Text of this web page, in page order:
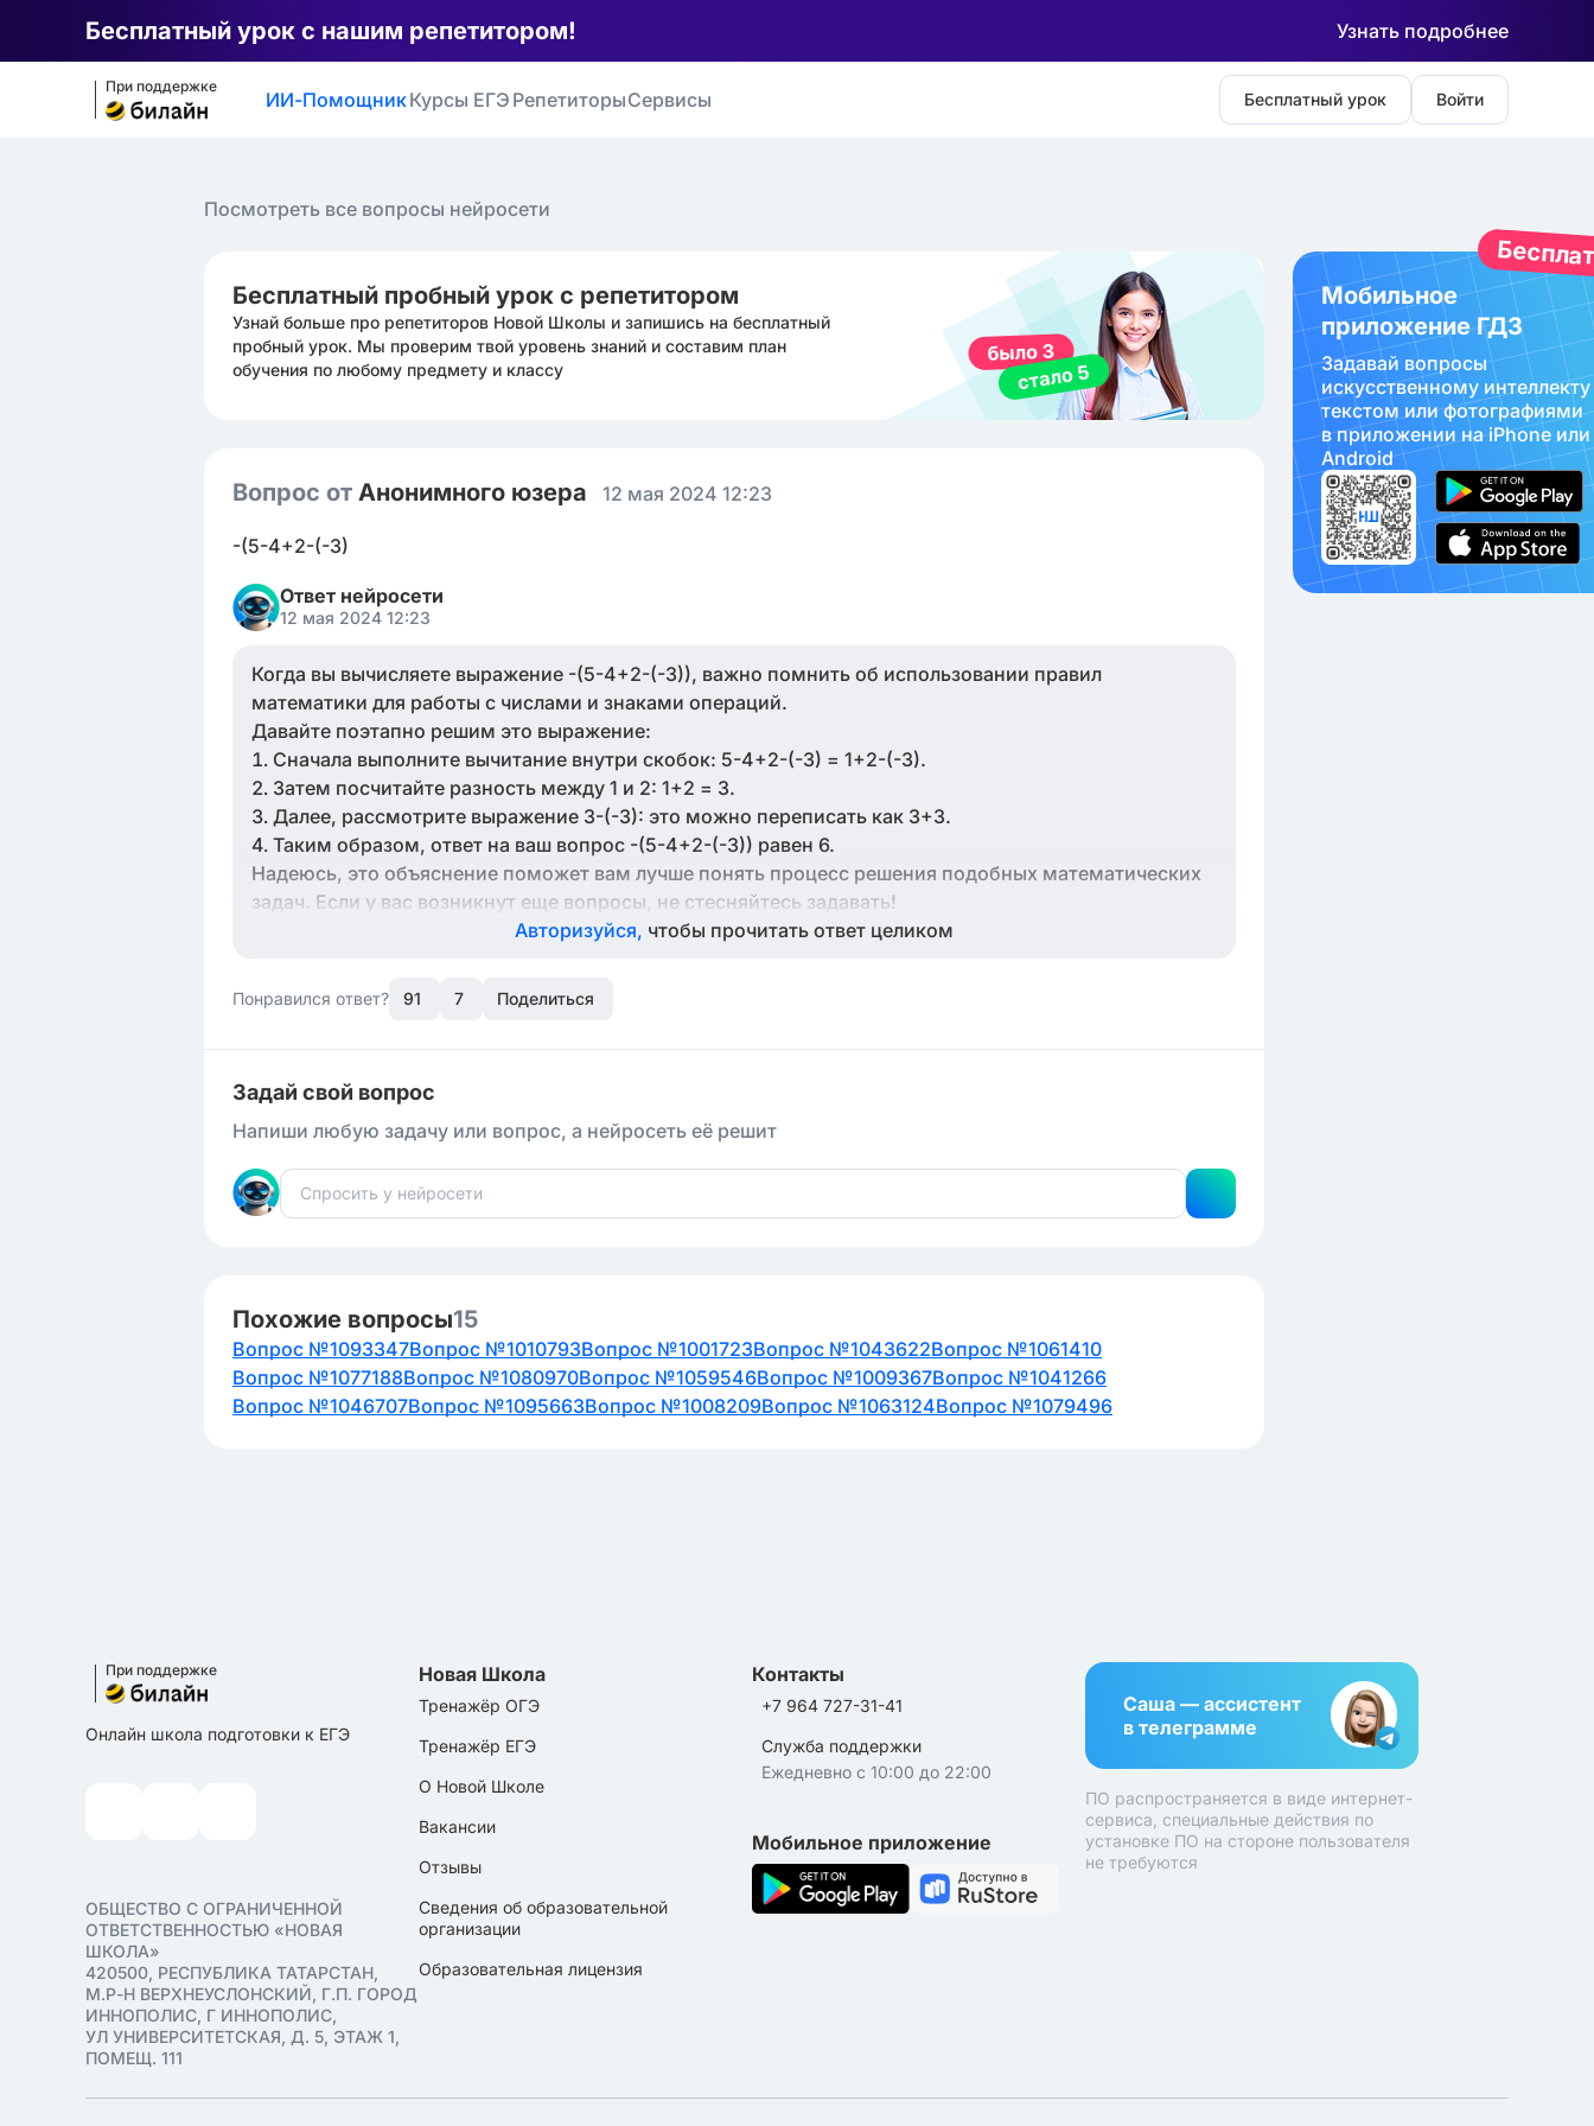
Бесплатный урок с нашим репетитором! Узнать подробнее
При поддержке
ИИ-ПомощникКурсы ЕГЭ РепетиторыСервисы Бесплатный урок Войти
Посмотреть все вопросы нейросети
Бесплатный пробный урок с репетитором
Узнай больше про репетиторов Новой Школы и запишись на бесплатный
пробный урок. Мы проверим твой уровень знаний и составим план
обучения по любому предмету и классу
Вопрос от Анонимного юзера 12 мая 2024 12:23
-(5-4+2-(-3)
Ответ нейросети
12 мая 2024 12:23
Когда вы вычисляете выражение -(5-4+2-(-3)), важно помнить об использовании правил
математики для работы с числами и знаками операций.
Давайте поэтапно решим это выражение:
Сначала выполните вычитание внутри скобок: 5-4+2-(-3) = 1+2-(-3).
Затем посчитайте разность между 1 и 2: 1+2 = 3.
Далее, рассмотрите выражение 3-(-3): это можно переписать как 3+3.
Таким образом, ответ на ваш вопрос -(5-4+2-(-3)) равен 6.
Надеюсь, это объяснение поможет вам лучше понять процесс решения подобных математических
задач. Если у вас возникнут еще вопросы, не стесняйтесь задавать!
Авторизуйся, чтобы прочитать ответ целиком
Понравился ответ? 91 7 Поделиться
Задай свой вопрос
Напиши любую задачу или вопрос, а нейросеть её решит
Похожие вопросы15
Вопрос №1093347Вопрос №1010793Вопрос №1001723Вопрос №1043622Вопрос №1061410
Вопрос №1077188Вопрос №1080970Вопрос №1059546Вопрос №1009367Вопрос №1041266
Вопрос №1046707Вопрос №1095663Вопрос №1008209Вопрос №1063124Вопрос №1079496
Мобильное
приложение ГДЗ
Задавай вопросы
искуcственному интеллекту
текстом или фотографиями
в приложении на iPhone или
Android
При поддержке
Онлайн школа подготовки к ЕГЭ
ОБЩЕСТВО С ОГРАНИЧЕННОЙ
ОТВЕТСТВЕННОСТЬЮ «НОВАЯ
ШКОЛА»
420500, РЕСПУБЛИКА ТАТАРСТАН,
М.Р-Н ВЕРХНЕУСЛОНСКИЙ, Г.П. ГОРОД
ИННОПОЛИС, Г ИННОПОЛИС,
УЛ УНИВЕРСИТЕТСКАЯ, Д. 5, ЭТАЖ 1,
ПОМЕЩ. 111
Новая Школа
Тренажёр ОГЭ
Тренажёр ЕГЭ
О Новой Школе
Вакансии
Отзывы
Сведения об образовательной
организации
Образовательная лицензия
Контакты
+7 964 727-31-41
Служба поддержки
Ежедневно с 10:00 до 22:00
Мобильное приложение
Саша — ассистент
в телеграмме
ПО распространяется в виде интернет-
сервиса, специальные действия по
установке ПО на стороне пользователя
не требуются